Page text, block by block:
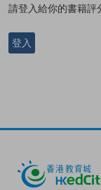
請登入給你的書籍評
登入